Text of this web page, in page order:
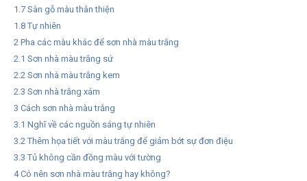
1.7 Sàn gỗ màu thân thiện
1.8 Tự nhiên
2 Pha các màu khác để sơn nhà màu trắng
2.1 Sơn nhà màu trắng sứ
2.2 Sơn nhà màu trắng kem
2.3 Sơn nhà trắng xám
3 Cách sơn nhà màu trắng
3.1 Nghĩ về các nguồn sáng tự nhiên
3.2 Thêm họa tiết với màu trắng để giảm bớt sự đơn điệu
3.3 Tủ không cần đồng màu với tường
4 Có nên sơn nhà màu trắng hay không?